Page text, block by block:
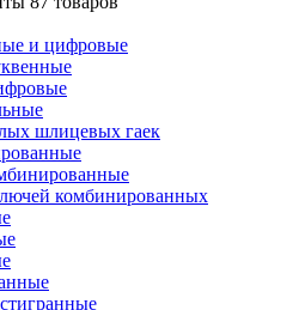
и цифровые
шлицевых гаек
комбинированных